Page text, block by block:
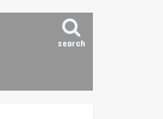
search